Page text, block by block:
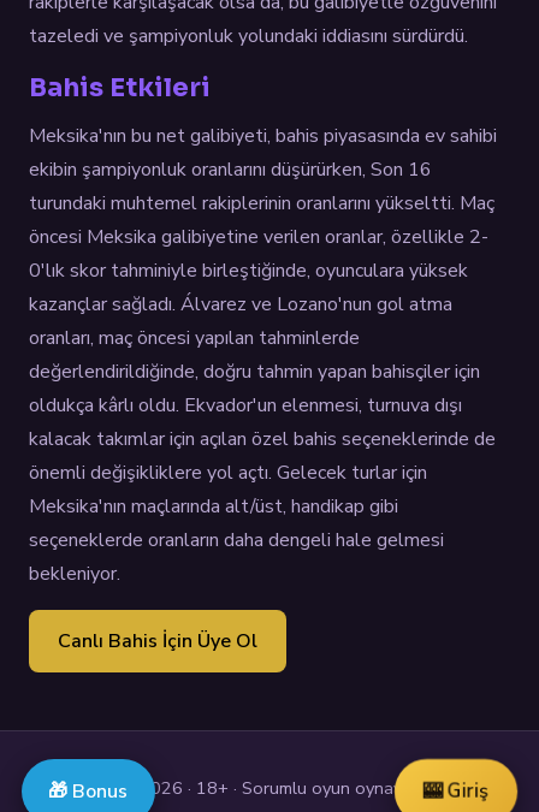
tazeledi ve şampiyonluk yolundaki iddiasını sürdürdü.
Bahis Etkileri
Meksika'nın bu net galibiyeti, bahis piyasasında ev sahibi
ekibin şampiyonluk oranlarını düşürürken, Son 16
turundaki muhtemel rakiplerinin oranlarını yükseltti. Maç
öncesi Meksika galibiyetine verilen oranlar, özellikle 2-
0'lık skor tahminiyle birleştiğinde, oyunculara yüksek
kazançlar sağladı. Álvarez ve Lozano'nun gol atma
oranları, maç öncesi yapılan tahminlerde
değerlendirildiğinde, doğru tahmin yapan bahisçiler için
oldukça kârlı oldu. Ekvador'un elenmesi, turnuva dışı
kalacak takımlar için açılan özel bahis seçeneklerinde de
önemli değişikliklere yol açtı. Gelecek turlar için
Meksika'nın maçlarında alt/üst, handikap gibi
seçeneklerde oranların daha dengeli hale gelmesi
bekleniyor.
Canlı Bahis İçin Üye Ol
🎁 Bonus 🎰 Giriş
© 2026 · 18+ · Sorumlu oyun oynayin.